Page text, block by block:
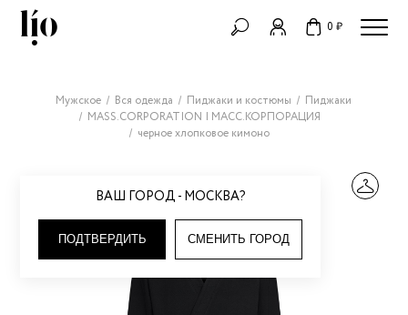
0 ₽
ВАШ ГОРОД - МОСКВА?
ПОДТВЕРДИТЬ СМЕНИТЬ ГОРОД
Мужское Вся одежда Пиджаки и костюмы
Пиджаки
MASS.CORPORATION | МАСС.КОРПОРАЦИЯ
черное хлопковое кимоно